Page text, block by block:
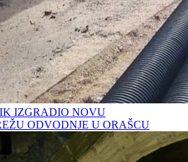
IZGRADIO NOVU
ODVODNJE U ORAŠCU